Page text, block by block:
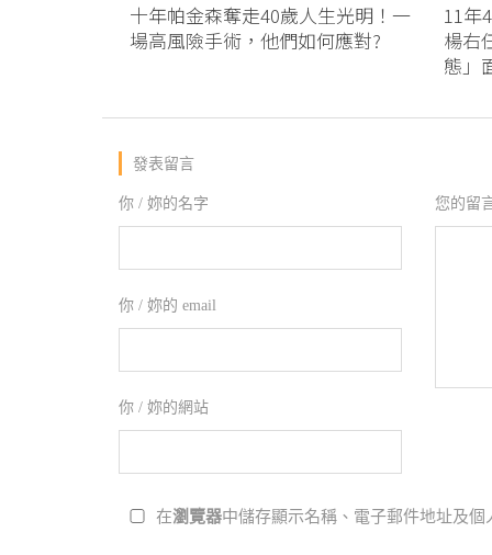
十年帕金森奪走40歲人生光明！一
場高風險手術，他們如何應對?
11年
楊右
態」
發表留言
您的留
你 / 妳的名字
你 / 妳的 email
你 / 妳的網站
在瀏覽器中儲存顯示名稱、電子郵件地址及